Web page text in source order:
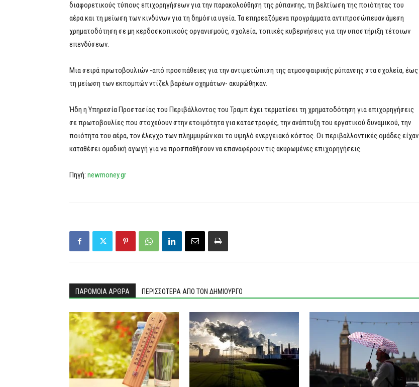
διαφορετικούς τύπους επιχορηγήσεων για την παρακολούθηση της ρύπανσης, τη βελτίωση της ποιότητας του
αέρα και τη μείωση των κινδύνων για τη δημόσια υγεία. Τα επηρεαζόμενα προγράμματα αντιπροσώπευαν άμεση
χρηματοδότηση σε μη κερδοσκοπικούς οργανισμούς, σχολεία, τοπικές κυβερνήσεις για την υποστήριξη τέτοιων
επενδύσεων.
Μια σειρά πρωτοβουλιών -από προσπάθειες για την αντιμετώπιση της ατμοσφαιρικής ρύπανσης στα σχολεία, έως
τη μείωση των εκπομπών ντίζελ βαρέων οχημάτων- ακυρώθηκαν.
Ήδη η Υπηρεσία Προστασίας του Περιβάλλοντος του Τραμπ έχει τερματίσει τη χρηματοδότηση για επιχορηγήσεις
σε πρωτοβουλίες που στοχεύουν στην ετοιμότητα για καταστροφές, την ανάπτυξη του εργατικού δυναμικού, την
ποιότητα του αέρα, τον έλεγχο των πλημμυρών και το υψηλό ενεργειακό κόστος. Οι περιβαλλοντικές ομάδες είχαν
καταθέσει ομαδική αγωγή για να προσπαθήσουν να επαναφέρουν τις ακυρωμένες επιχορηγήσεις.
Πηγή: newmoney.gr
ΠΑΡΟΜΟΙΑ ΑΡΘΡΑ ΠΕΡΙΣΣΟΤΕΡΑ ΑΠΟ ΤΟΝ ΔΗΜΙΟΥΡΓΟ